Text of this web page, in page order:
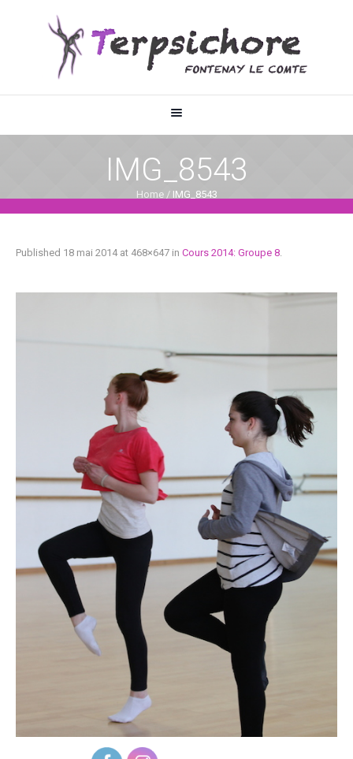
IMG_8543
Home / IMG_8543
Published 18 mai 2014at 468×647 in Cours 2014: Groupe 8.